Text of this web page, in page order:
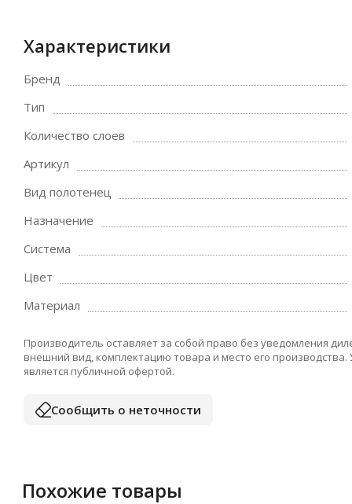
Характеристики
Бренд
Тип
Количество слоев
Артикул
Вид полотенец
Назначение
Система
Цвет
Материал
Производитель оставляет за собой право без уведомления
внешний вид, комплектацию товара и место его
является публичной офертой.
Сообщить о неточности
Похожие товары